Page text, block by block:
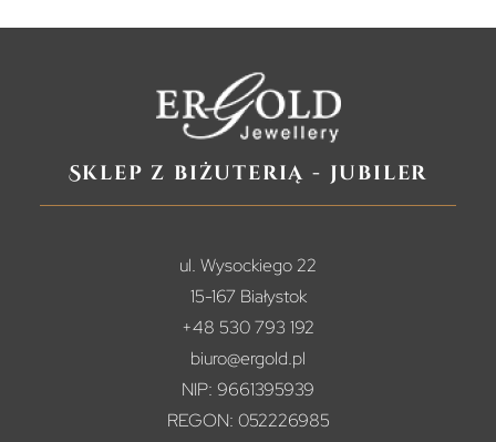
Sklep z biżuterią - jubiler
ul. Wysockiego 22
15-167 Białystok
+48 530 793 192
biuro@ergold.pl
NIP: 9661395939
REGON: 052226985